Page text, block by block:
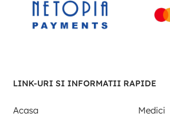
LINK-URI SI INFORMATII RAPIDE
Acasa
Medici